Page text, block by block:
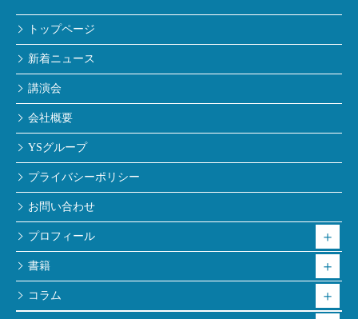
トップページ
新着ニュース
講演会
会社概要
YSグループ
プライバシーポリシー
お問い合わせ
プロフィール
書籍
コラム